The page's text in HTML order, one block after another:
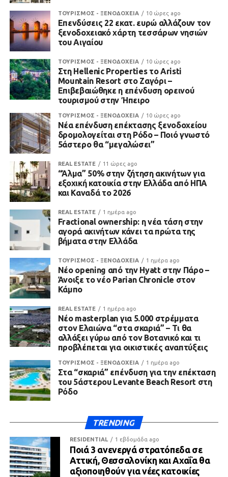
ΤΟΥΡΙΣΜΟΣ - ΞΕΝΟΔΟΧΕΙΑ 10 ώρες ago
Επενδύσεις 22 εκατ. ευρώ αλλάζουν τον
ξενοδοχειακό χάρτη τεσσάρων νησιών
του Αιγαίου
ΤΟΥΡΙΣΜΟΣ - ΞΕΝΟΔΟΧΕΙΑ 10 ώρες ago
Στη Hellenic Properties το Aristi
Mountain Resort στο Ζαγόρι –
Επιβεβαιώθηκε η επένδυση ορεινού
τουρισμού στην Ήπειρο
ΤΟΥΡΙΣΜΟΣ - ΞΕΝΟΔΟΧΕΙΑ 10 ώρες ago
Νέα επένδυση επέκτασης ξενοδοχείου
δρομολογείται στη Ρόδο – Ποιό γνωστό
5άστερο θα “μεγαλώσει”
REAL ESTATE 11 ώρες ago
“Άλμα” 50% στην ζήτηση ακινήτων για
εξοχική κατοικία στην Ελλάδα από ΗΠΑ
και Καναδά το 2026
REAL ESTATE 1 ημέρα ago
Fractional ownership: η νέα τάση στην
αγορά ακινήτων κάνει τα πρώτα της
βήματα στην Ελλάδα
ΤΟΥΡΙΣΜΟΣ - ΞΕΝΟΔΟΧΕΙΑ 1 ημέρα ago
Νέο opening από την Hyatt στην Πάρο –
Άνοιξε το νέο Parian Chronicle στον
Κάμπο
REAL ESTATE 1 ημέρα ago
Νέο masterplan για 5.000 στρέμματα
στον Ελαιώνα “στα σκαριά” – Τι θα
αλλάξει γύρω από τον Βοτανικό και τι
προβλέπεται για οικιστικές αναπτύξεις
ΤΟΥΡΙΣΜΟΣ - ΞΕΝΟΔΟΧΕΙΑ 1 ημέρα ago
Στα “σκαριά” επένδυση για την επέκταση
του 5άστερου Levante Beach Resort στη
Ρόδο
TRENDING
RESIDENTIAL 1 εβδομάδα ago
Ποιά 3 ανενεργά στρατόπεδα σε
Αττική, Θεσσαλονίκη και Αχαΐα θα
αξιοποιηθούν για νέες κατοικίες